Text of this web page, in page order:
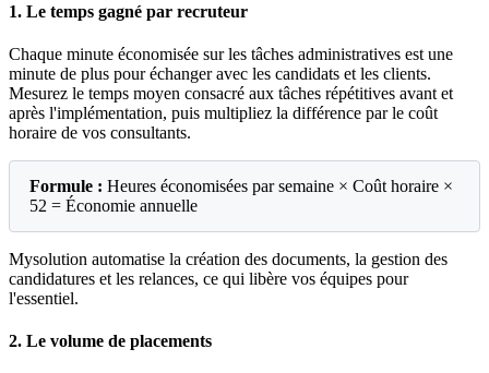
1. Le temps gagné par recruteur
Chaque minute économisée sur les tâches administratives est une
minute de plus pour échanger avec les candidats et les clients.
Mesurez le temps moyen consacré aux tâches répétitives avant et
après l'implémentation, puis multipliez la différence par le coût
horaire de vos consultants.
Formule : Heures économisées par semaine × Coût horaire ×
52 = Économie annuelle
Mysolution automatise la création des documents, la gestion des
candidatures et les relances, ce qui libère vos équipes pour
l'essentiel.
2. Le volume de placements